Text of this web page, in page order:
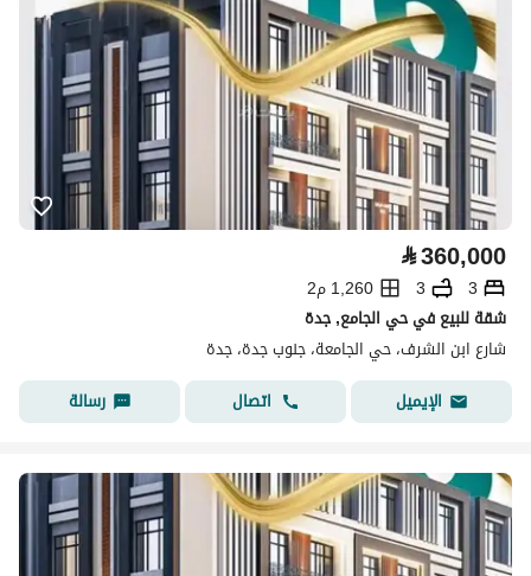
⃁360,000
3
3
1,260 م2
شقة للبيع في حي الجامع, جدة
شارع ابن الشرف، حي الجامعة، جنوب جدة، جدة
الإيميل
اتصال رسالة